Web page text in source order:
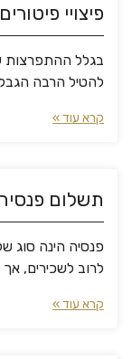
פיצויי
בגלל ההתפרצות
להטיל הרבה
קרא עוד »
תשלום פנסיה
פנסיה הינה סוג
לרוב לשכירים,
קרא עוד »